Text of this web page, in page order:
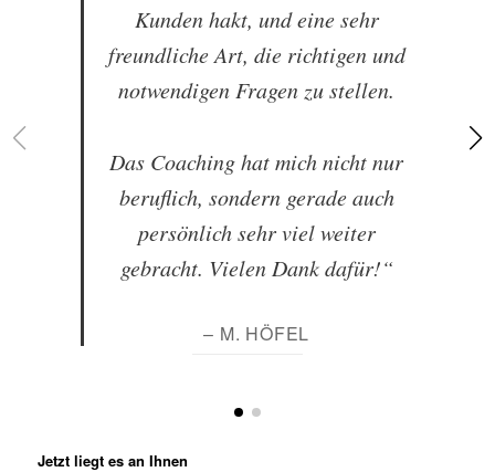
Kunden hakt, und eine sehr
freundliche Art, die richtigen und
notwendigen Fragen zu stellen.
Das Coaching hat mich nicht nur
beruflich, sondern gerade auch
persönlich sehr viel weiter
gebracht. Vielen Dank dafür!“
– M. HÖFEL
Jetzt liegt es an Ihnen